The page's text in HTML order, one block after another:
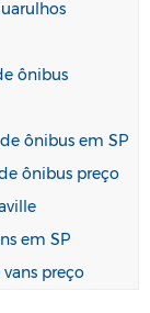
ônibus
ônibus em SP
ônibus preço
em SP
preço